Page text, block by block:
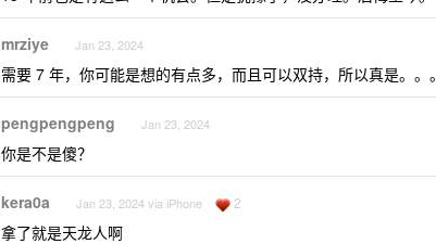
mrziye Jan 23, 2024
需要 7 年，你可能是想的有点多，而且可以双持，所以真是。。。
pengpengpeng Jan 23, 2024
你是不是傻？
kera0a Jan 23, 2024 via iPhone 2
拿了就是天龙人啊